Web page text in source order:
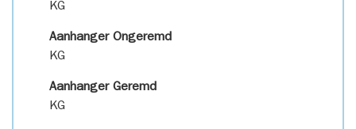
KG
Aanhanger Ongeremd
KG
Aanhanger Geremd
KG